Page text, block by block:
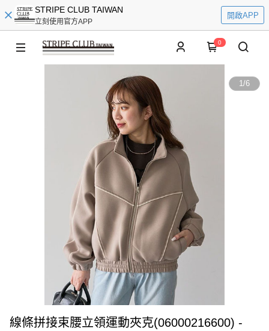
STRIPE CLUB TAIWAN
立刻使用官方APP
開啟APP
0
1/6
線條拼接束腰立領運動夾克(06000216600) -